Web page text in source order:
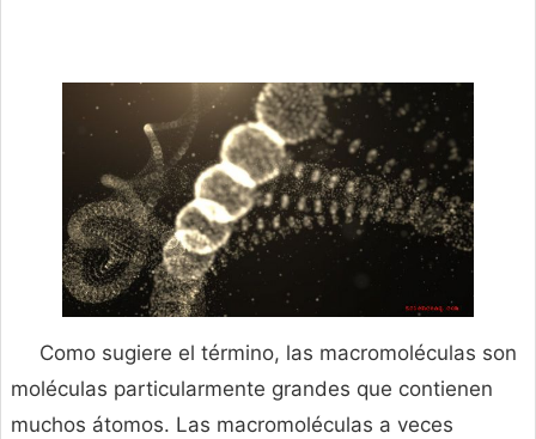
Como sugiere el término, las macromoléculas son
moléculas particularmente grandes que contienen
muchos átomos. Las macromoléculas a veces